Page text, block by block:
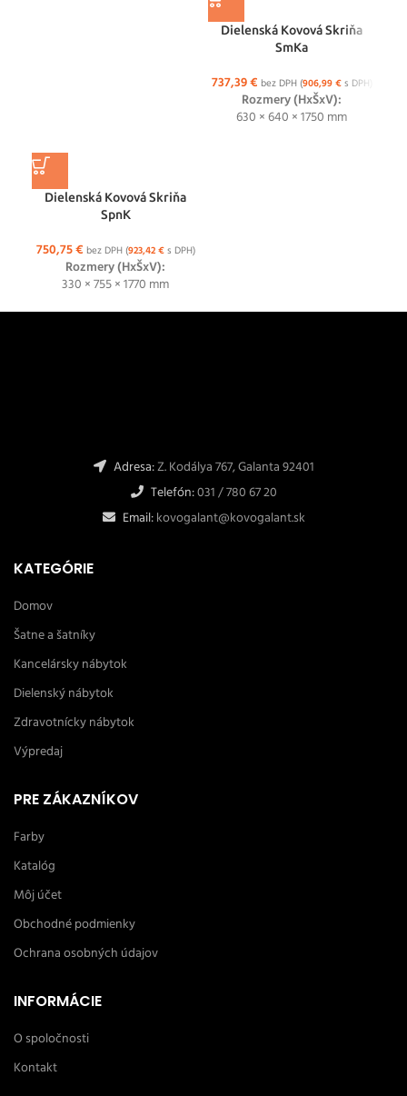
Dielenská Kovová Skriňa
SpnK
750,75€ bez DPH (923,42€s DPH)
Rozmery (HxŠxV):
330 × 755 × 1770 mm
Dielenská Kovová Skriňa
SmKa
737,39€ bez DPH (906,99€s DPH)
Rozmery (HxŠxV):
630 × 640 × 1750 mm
Adresa:Z. Kodálya 767, Galanta 92401
Telefón:031 / 780 67 20
Email:kovogalant@kovogalant.sk
KATEGÓRIE
Domov
Šatne a šatníky
Kancelársky nábytok
Dielenský nábytok
Zdravotnícky nábytok
Výpredaj
PRE ZÁKAZNÍKOV
Farby
Katalóg
Môj účet
Obchodné podmienky
Ochrana osobných údajov
INFORMÁCIE
O spoločnosti
Kontakt